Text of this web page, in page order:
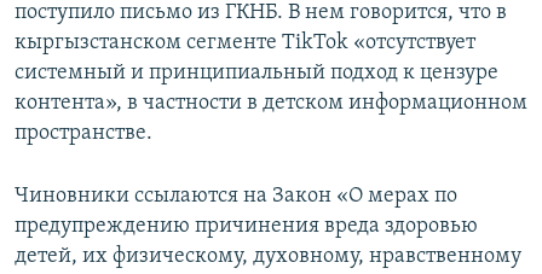
поступило письмо из ГКНБ. В нем говорится, что в
кыргызстанском сегменте TikTok «отсутствует
системный и принципиальный подход к цензуре
контента», в частности в детском информационном
пространстве.
Чиновники ссылаются на Закон «О мерах по
предупреждению причинения вреда здоровью
детей, их физическому, духовному, нравственному